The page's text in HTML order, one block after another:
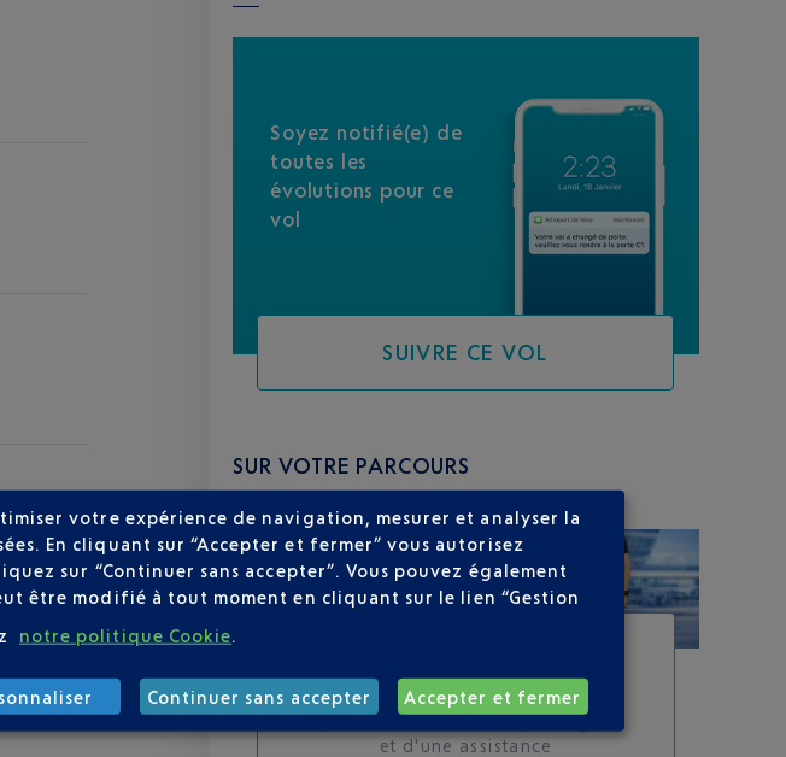
Soyez notifié(e) de
toutes les
évolutions pour ce
vol
SUIVRE CE VOL
SUR VOTRE PARCOURS
LÉGER À NICE
profitez d'un accueil privilégié
et d'une assistance
votre expérience de navigation, mesurer et analyser la
En cliquant sur “Accepter et fermer” vous autorisez
sur “Continuer sans accepter”. Vous pouvez également
être modifié à tout moment en cliquant sur le lien “Gestion
notre politique Cookie.
Continuer sans accepter Accepter et fermer